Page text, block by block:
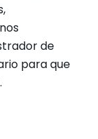
de
para que